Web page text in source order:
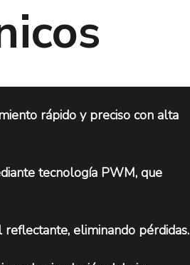
rápido y preciso con alta
tecnología PWM, que
eliminando pérdidas.